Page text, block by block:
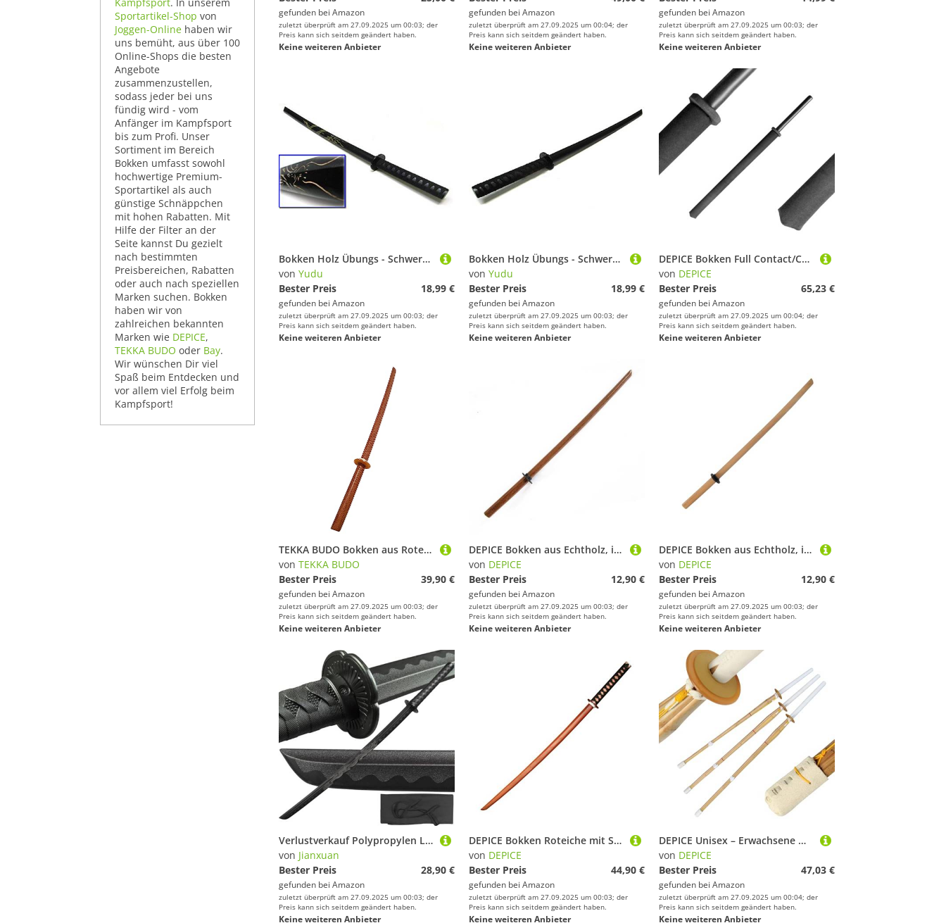
Sportartikel-Shop von
Joggen-Online haben wir
uns bemüht, aus über 100
Online-Shops die besten
Angebote
zusammenzustellen,
sodass jeder bei uns
fündig wird - vom
Anfänger im Kampfsport
bis zum Profi. Unser
Sortiment im Bereich
Bokken umfasst sowohl
hochwertige Premium-
Sportartikel als auch
günstige Schnäppchen
mit hohen Rabatten. Mit
Hilfe der Filter an der
Seite kannst Du gezielt
nach bestimmten
Preisbereichen, Rabatten
oder auch nach speziellen
Marken suchen. Bokken
haben wir von
zahlreichen bekannten
Marken wie DEPICE,
TEKKA BUDO oder Bay.
Wir wünschen Dir viel
Spaß beim Entdecken und
vor allem viel Erfolg beim
Kampfsport!
gefunden bei Amazon
zuletzt überprüft am 27.09.2025 um 00:03; der
Preis kann sich seitdem geändert haben.
Keine weiteren Anbieter
gefunden bei Amazon
zuletzt überprüft am 27.09.2025 um 00:04; der
Preis kann sich seitdem geändert haben.
Keine weiteren Anbieter
gefunden bei Amazon
zuletzt überprüft am 27.09.2025 um 00:03; der
Preis kann sich seitdem geändert haben.
Keine weiteren Anbieter
Bokken Holz Übungs - Schwert Drache geschnizt schwarz (99cm)
von Yudu
Bester Preis
18,99 €
gefunden bei Amazon
zuletzt überprüft am 27.09.2025 um 00:03; der
Preis kann sich seitdem geändert haben.
Keine weiteren Anbieter
Bokken Holz Übungs - Schwert schwarz 99 cm
von Yudu
Bester Preis
18,99 €
gefunden bei Amazon
zuletzt überprüft am 27.09.2025 um 00:03; der
Preis kann sich seitdem geändert haben.
Keine weiteren Anbieter
DEPICE Bokken Full Contact/Chanbara,101 cm, ca. 400g Vollkontakt-Bokken, Kendo, Polsterung, Baumwollüberzug, Schwarz
von DEPICE
Bester Preis
65,23 €
gefunden bei Amazon
zuletzt überprüft am 27.09.2025 um 00:04; der
Preis kann sich seitdem geändert haben.
Keine weiteren Anbieter
TEKKA BUDO Bokken aus Roteiche - 100 cm mit Tsuba - Trainingsschwert Japanisch - Holzschwert Aikido, Iaido, Kempo, Kobudo, Kampfkunst
von TEKKA BUDO
Bester Preis
39,90 €
gefunden bei Amazon
zuletzt überprüft am 27.09.2025 um 00:03; der
Preis kann sich seitdem geändert haben.
Keine weiteren Anbieter
DEPICE Bokken aus Echtholz, inkl. Tsuba - Länge ca. 101 cm, Gewicht ca. 750 g - Aikido, Iaido, Kendo, Kenjutsu Bokuto (Birnbaum (schwer))
von DEPICE
Bester Preis
12,90 €
gefunden bei Amazon
zuletzt überprüft am 27.09.2025 um 00:03; der
Preis kann sich seitdem geändert haben.
Keine weiteren Anbieter
DEPICE Bokken aus Echtholz, inkl. Tsuba - Länge ca. 101 cm, Gewicht ca. 750 g - Aikido, Iaido, Kendo, Kenjutsu Bokuto (Buche (leicht))
von DEPICE
Bester Preis
12,90 €
gefunden bei Amazon
zuletzt überprüft am 27.09.2025 um 00:03; der
Preis kann sich seitdem geändert haben.
Keine weiteren Anbieter
Verlustverkauf Polypropylen La Sportiva Katana Schwert Kendo Schwertkampf Training Samurai Schwert 101cm Bokken Drachenbild Schnitzen
von Jianxuan
Bester Preis
28,90 €
gefunden bei Amazon
zuletzt überprüft am 27.09.2025 um 00:03; der
Preis kann sich seitdem geändert haben.
Keine weiteren Anbieter
DEPICE Bokken Roteiche mit Seilwicklung - 600 g / 101 cm - Iaido Aikido Schwert, natur
von DEPICE
Bester Preis
44,90 €
gefunden bei Amazon
zuletzt überprüft am 27.09.2025 um 00:03; der
Preis kann sich seitdem geändert haben.
Keine weiteren Anbieter
DEPICE Unisex – Erwachsene W-KS-36-V2 Bokken, Natur-weiß, 36
von DEPICE
Bester Preis
47,03 €
gefunden bei Amazon
zuletzt überprüft am 27.09.2025 um 00:04; der
Preis kann sich seitdem geändert haben.
Keine weiteren Anbieter